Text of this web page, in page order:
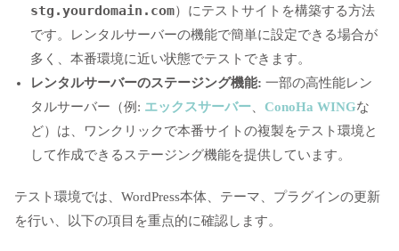
stg.yourdomain.com）にテストサイトを構築する方法
です。レンタルサーバーの機能で簡単に設定できる場合が
多く、本番環境に近い状態でテストできます。
レンタルサーバーのステージング機能: 一部の高性能レン
タルサーバー（例: エックスサーバー ConoHa WINGな
ど）は、ワンクリックで本番サイトの複製をテスト環境と
して作成できるステージング機能を提供しています。
テスト環境では、WordPress本体、テーマ、プラグインの更新
を行い、以下の項目を重点的に確認します。